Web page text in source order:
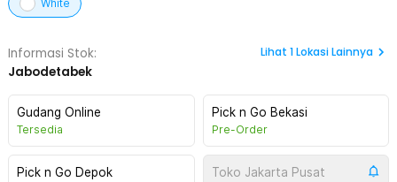
White
Informasi Stok:
Jabodetabek
Lihat 1Lokasi Lainnya
Gudang Online
Tersedia
Pick n Go Bekasi
Pre-Order
Pick n Go Depok Toko Jakarta Pusat